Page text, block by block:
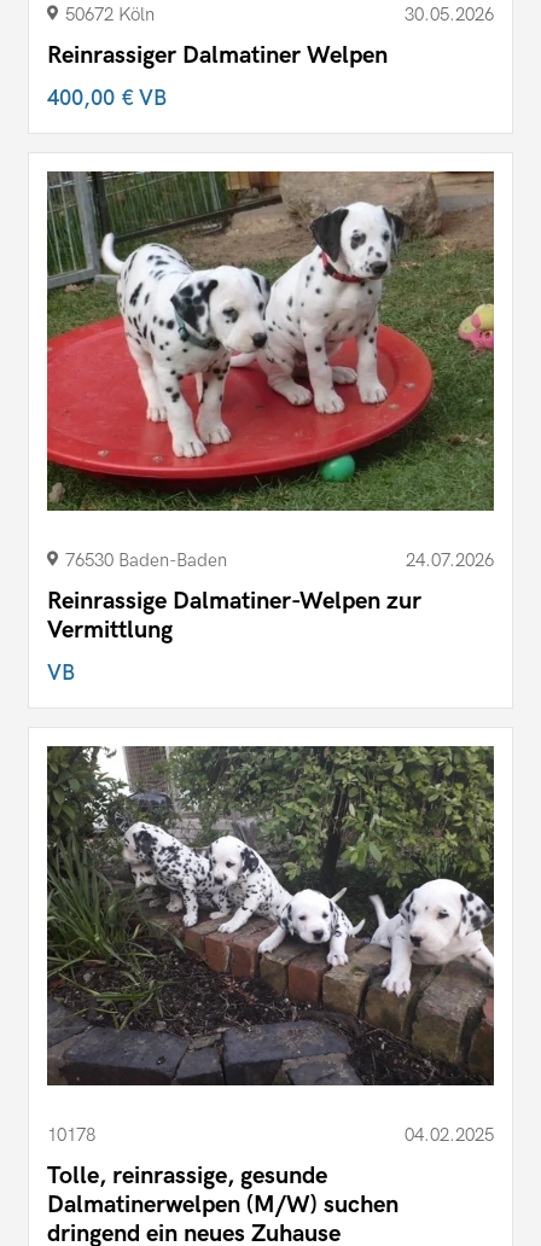
50672 Köln 30.05.2026
Reinrassiger Dalmatiner Welpen
400,00 €VB
76530 Baden-Baden 24.07.2026
Reinrassige Dalmatiner-Welpen zur
Vermittlung
VB
10178 04.02.2025
Tolle, reinrassige, gesunde
Dalmatinerwelpen (M/W) suchen
dringend ein neues Zuhause